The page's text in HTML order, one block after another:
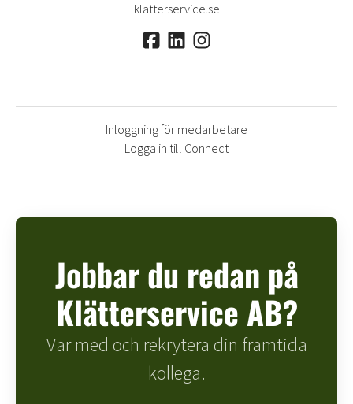
klatterservice.se
Inloggning för medarbetare
Logga in till Connect
Jobbar du redan på
Klätterservice AB?
Var med och rekrytera din framtida
kollega.